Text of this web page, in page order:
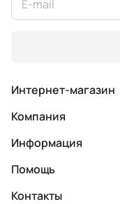
Интернет-магазин
Компания
Информация
Помощь
Контакты